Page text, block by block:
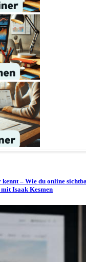
kennt – Wie du online
Isaak Kesmen